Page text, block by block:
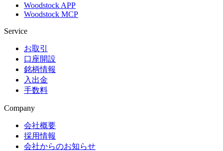
Woodstock APP
Woodstock MCP
Service
お取引
口座開設
銘柄情報
入出金
手数料
Company
会社概要
採用情報
会社からのお知らせ